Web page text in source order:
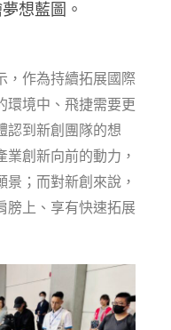
想藍圖。
，作為持續拓展國際
環境中、飛捷需要更
認到新創團隊的想
創新向前的動力，
景；而對新創來說，
膀上、享有快速拓展